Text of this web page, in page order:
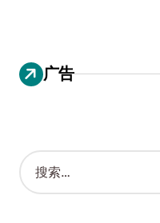
广告
搜
索
：